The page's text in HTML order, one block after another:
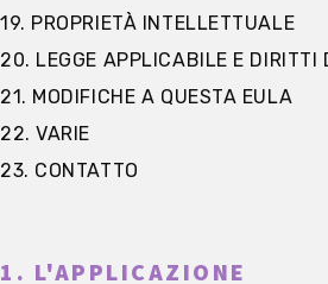
19. PROPRIETÀ INTELLETTUALE
20. LEGGE APPLICABILE E DIRITTI
21. MODIFICHE A QUESTA EULA
22. VARIE
23. CONTATTO
1. L'APPLICAZIONE